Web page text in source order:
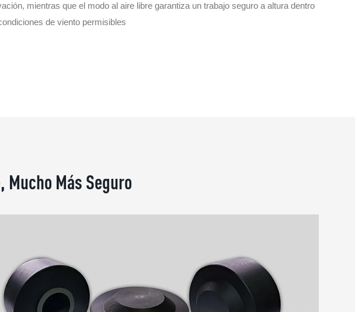
mientras que el modo al aire libre garantiza un trabajo seguro a altura dentro
de viento permisibles
Mucho Más Seguro